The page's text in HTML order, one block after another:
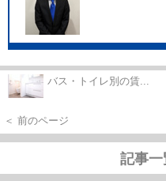
バス・トイレ別の賃...
＜ 前のページ
記事